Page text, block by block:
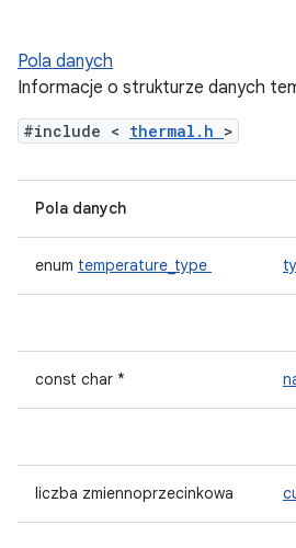
Pola danych
Informacje o strukturze danych
#include < thermal.h >
Pola danych
enum temperature_type
const char *
liczba zmiennoprzecinkowa